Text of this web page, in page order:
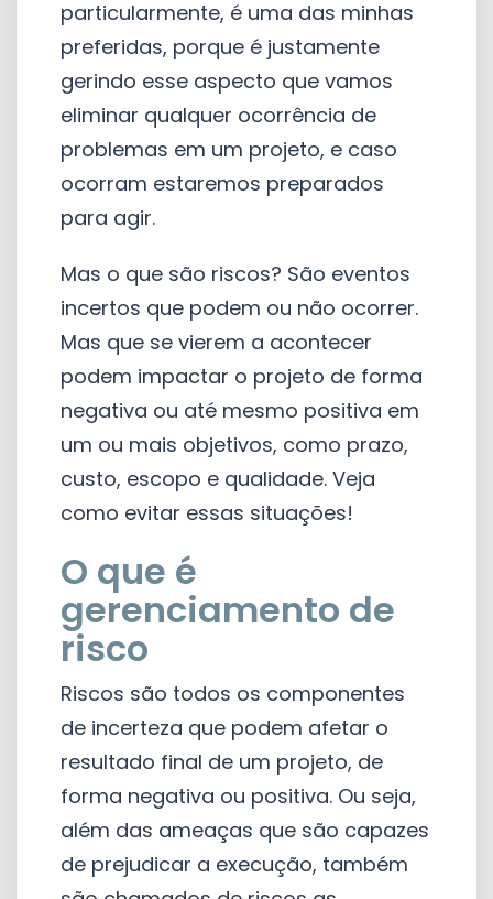
particularmente, é uma das minhas
preferidas, porque é justamente
gerindo esse aspecto que vamos
eliminar qualquer ocorrência de
problemas em um projeto, e caso
ocorram estaremos preparados
para agir.
Mas o que são riscos? São eventos
incertos que podem ou não ocorrer.
Mas que se vierem a acontecer
podem impactar o projeto de forma
negativa ou até mesmo positiva em
um ou mais objetivos, como prazo,
custo, escopo e qualidade. Veja
como evitar essas situações!
O que é
gerenciamento de
risco
Riscos são todos os componentes
de incerteza que podem afetar o
resultado final de um projeto, de
forma negativa ou positiva. Ou seja,
além das ameaças que são capazes
de prejudicar a execução, também